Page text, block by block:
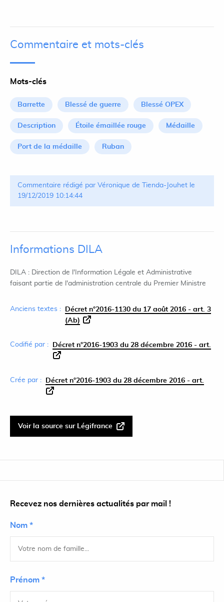
Commentaire et mots-clés
Mots-clés
Barrette Blessé de guerre Blessé OPEX
Description Étoile émaillée rouge Médaille
Port de la médaille Ruban
Commentaire rédigé par Véronique de Tienda-Jouhet le
19/12/2019 10:14:44
Informations DILA
DILA : Direction de l'Information Légale et Administrative
faisant partie de l'administration centrale du Premier Ministre
Anciens textes :
Décret n°2016-1130 du 17 août 2016 - art. 3
(Ab)
Codifié par : Décret n°2016-1903 du 28 décembre 2016 - art.
Crée par : Décret n°2016-1903 du 28 décembre 2016 - art.
Voir la source sur Légifrance
Recevez nos dernières actualités par mail !
Nom *
Prénom *